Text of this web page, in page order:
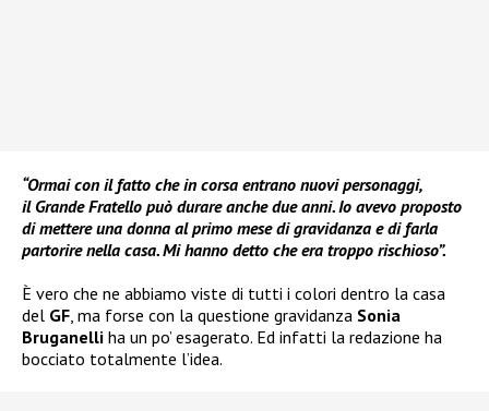
“Ormai con il fatto che in corsa entrano nuovi personaggi,
il Grande Fratello può durare anche due anni. Io avevo proposto
di mettere una donna al primo mese di gravidanza e di farla
partorire nella casa. Mi hanno detto che era troppo rischioso”.
È vero che ne abbiamo viste di tutti i colori dentro la casa
del GF, ma forse con la questione gravidanza Sonia
Bruganelli ha un po’ esagerato. Ed infatti la redazione ha
bocciato totalmente l’idea.